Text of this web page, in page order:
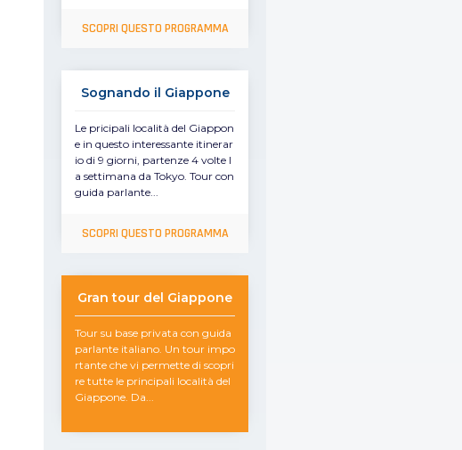
SCOPRI QUESTO PROGRAMMA
Sognando il Giappone
Le pricipali località del Giappon
e in questo interessante itinerar
io di 9 giorni, partenze 4 volte l
a settimana da Tokyo. Tour con
guida parlante...
SCOPRI QUESTO PROGRAMMA
Gran tour del Giappone
Tour su base privata con guida
parlante italiano. Un tour impo
rtante che vi permette di scopri
re tutte le principali località del
Giappone. Da...